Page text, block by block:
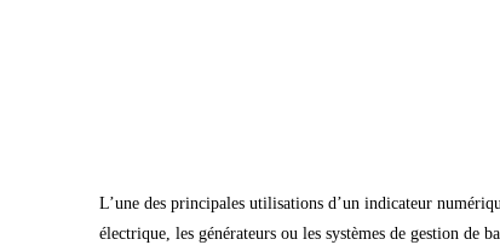
L’une des principales utilisations d’un indicateur
électrique, les générateurs ou les systèmes de gestion de